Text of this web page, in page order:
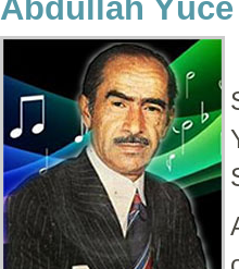
Abdullah Yüce